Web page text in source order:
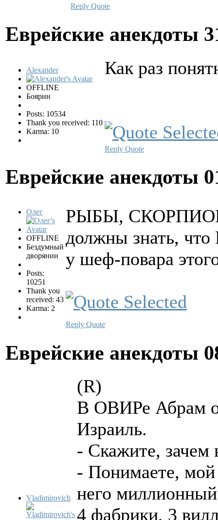
Reply Quote
Еврейские анекдоты
Alexander
OFFLINE
Боярин
Posts: 10534
Thank you received: 110
Karma: 10
Как раз
Reply Quote
Еврейские анекдоты
Олег
OFFLINE
Бездумный
дворянин
Posts:
10251
Thank you
received: 43
Karma: 2
РЫБЫ,
должны знать, что
у шеф-повара
Reply Quote
Еврейские анекдоты
Vladimirovich
(R)
В ОВИРе Абрам
Израиль.
- Скажите, зачем
- Понимаете, мой
него миллионный
4 фабрики, 3